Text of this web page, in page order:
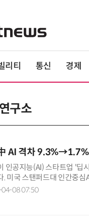
리티 통신 경제
구소
AI 격차
인공지능(AI) 스타트업 '딥
. 미국 스탠퍼드대 인간중
따르면, AI의 성능을 비교
08 07:50